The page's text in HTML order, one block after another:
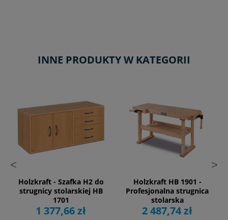
INNE PRODUKTY W KATEGORII
<
Holzkraft - Szafka H2 do
strugnicy stolarskiej HB
1701
1 377,66 zł
Holzkraft HB 1901 -
Profesjonalna strugnica
stolarska
2 487,74 zł
>